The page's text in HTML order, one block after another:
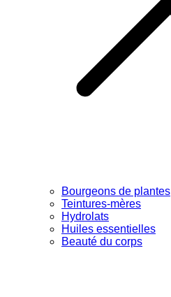
Bourgeons de plantes
Teintures-mères
Hydrolats
Huiles essentielles
Beauté du corps